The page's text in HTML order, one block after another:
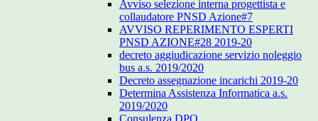
Avviso selezione interna progettista e
collaudatore PNSD Azione#7
AVVISO REPERIMENTO ESPERTI
PNSD AZIONE#28 2019-20
decreto aggiudicazione servizio noleggio
bus a.s. 2019/2020
Decreto assegnazione incarichi 2019-20
Determina Assistenza Informatica a.s.
2019/2020